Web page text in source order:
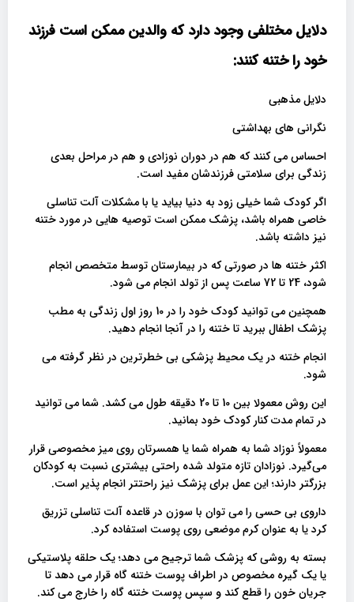
دلایل مختلفی وجود دارد که والدین ممکن است فرزند
خود را ختنه کنند:
دلایل مذهبی
نگرانی های بهداشتی
احساس می کنند که هم در دوران نوزادی و هم در مراحل بعدی
زندگی برای سلامتی فرزندشان مفید است.
اگر کودک شما خیلی زود به دنیا بیاید یا با مشکلات آلت تناسلی
خاصی همراه باشد، پزشک ممکن است توصیه هایی در مورد ختنه
نیز داشته باشد.
اکثر ختنه ها در صورتی که در بیمارستان توسط متخصص انجام
شود، 24 تا 72 ساعت پس از تولد انجام می شود.
همچنین می توانید کودک خود را در 10 روز اول زندگی به مطب
پزشک اطفال ببرید تا ختنه را در آنجا انجام دهید.
انجام ختنه در یک محیط پزشکی بی خطرترین در نظر گرفته می
شود.
این روش معمولا بین 10 تا 20 دقیقه طول می کشد. شما می توانید
در تمام مدت کنار کودک خود بمانید.
معمولاً نوزاد شما به همراه شما یا همسرتان روی میز مخصوصی قرار
می‌گیرد. نوزادان تازه متولد شده راحتی بیشتری نسبت به کودکان
بزرگتر دارند؛ این عمل برای پزشک نیز راحتتر انجام پذیر است.
داروی بی حسی را می توان با سوزن در قاعده آلت تناسلی تزریق
کرد یا به عنوان کرم موضعی روی پوست استفاده کرد.
بسته به روشی که پزشک شما ترجیح می دهد؛ یک حلقه پلاستیکی
یا یک گیره مخصوص در اطراف پوست ختنه گاه قرار می دهد تا
جریان خون را قطع کند و سپس پوست ختنه گاه را خارج می کند.